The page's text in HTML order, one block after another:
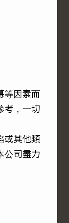
等因素而
考，一切
或其他類
公司盡力